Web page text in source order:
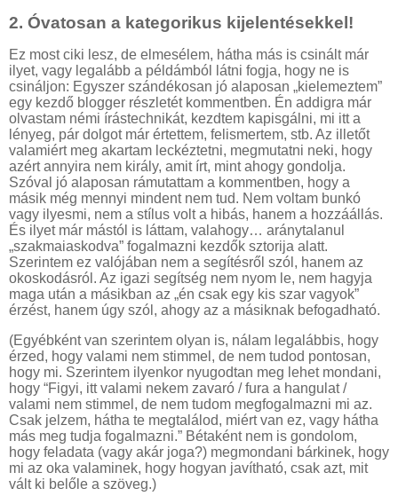
2. Óvatosan a kategorikus kijelentésekkel!
Ez most ciki lesz, de elmesélem, hátha más is csinált már
ilyet, vagy legalább a példámból látni fogja, hogy ne is
csináljon: Egyszer szándékosan jó alaposan „kielemeztem”
egy kezdő blogger részletét kommentben. Én addigra már
olvastam némi írástechnikát, kezdtem kapisgálni, mi itt a
lényeg, pár dolgot már értettem, felismertem, stb. Az illetőt
valamiért meg akartam leckéztetni, megmutatni neki, hogy
azért annyira nem király, amit írt, mint ahogy gondolja.
Szóval jó alaposan rámutattam a kommentben, hogy a
másik még mennyi mindent nem tud. Nem voltam bunkó
vagy ilyesmi, nem a stílus volt a hibás, hanem a hozzáállás.
És ilyet már mástól is láttam, valahogy… aránytalanul
„szakmaiaskodva” fogalmazni kezdők sztorija alatt.
Szerintem ez valójában nem a segítésről szól, hanem az
okoskodásról. Az igazi segítség nem nyom le, nem hagyja
maga után a másikban az „én csak egy kis szar vagyok”
érzést, hanem úgy szól, ahogy az a másiknak befogadható.
(Egyébként van szerintem olyan is, nálam legalábbis, hogy
érzed, hogy valami nem stimmel, de nem tudod pontosan,
hogy mi. Szerintem ilyenkor nyugodtan meg lehet mondani,
hogy “Figyi, itt valami nekem zavaró / fura a hangulat /
valami nem stimmel, de nem tudom megfogalmazni mi az.
Csak jelzem, hátha te megtalálod, miért van ez, vagy hátha
más meg tudja fogalmazni.” Bétaként nem is gondolom,
hogy feladata (vagy akár joga?) megmondani bárkinek, hogy
mi az oka valaminek, hogy hogyan javítható, csak azt, mit
vált ki belőle a szöveg.)